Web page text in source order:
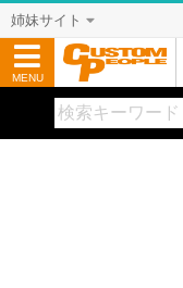
姉妹サイト
MENU